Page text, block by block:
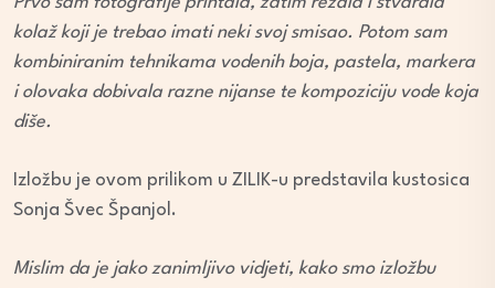
kolaž koji je trebao imati neki svoj smisao. Potom sam
kombiniranim tehnikama vodenih boja, pastela, markera
i olovaka dobivala razne nijanse te kompoziciju vode koja
diše.
Izložbu je ovom prilikom u ZILIK-u predstavila kustosica
Sonja Švec Španjol.
Mislim da je jako zanimljivo vidjeti, kako smo izložbu